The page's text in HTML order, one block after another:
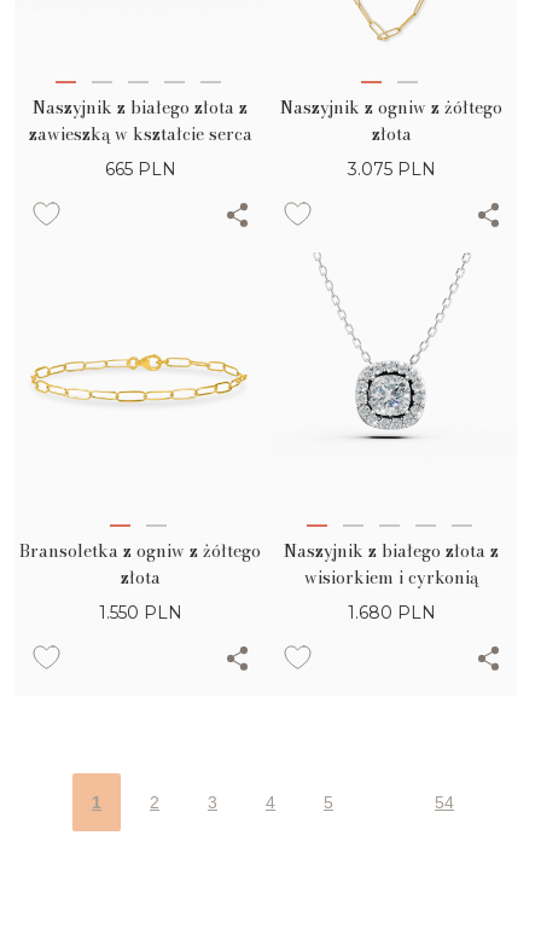
Naszyjnik z białego złota z
zawieszką w kształcie serca
665 PLN
Naszyjnik z ogniw z żółtego
złota
3.075 PLN
Bransoletka z ogniw z żółtego
złota
1.550 PLN
Naszyjnik z białego złota z
wisiorkiem i cyrkonią
1.680 PLN
1 2 3 4 5 54